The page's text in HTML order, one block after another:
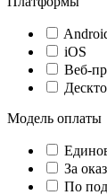
iOS
Веб-
Модель оплаты
За
По